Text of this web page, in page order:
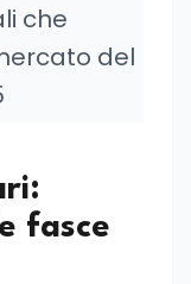
che
del
fasce